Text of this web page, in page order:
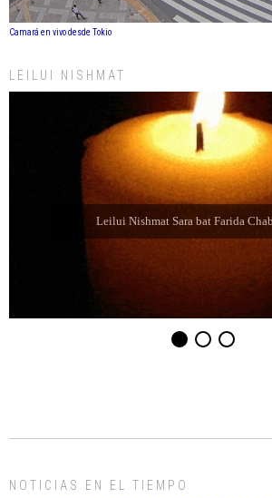
Camará en vivo desde Tokio
LEILUI NISHMAT
Leilui Nishmat Refael Shelomo ben
NOTICIAS EN EL TIEMPO